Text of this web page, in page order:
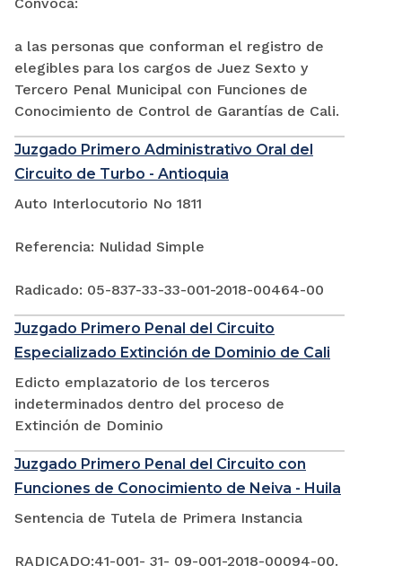
a las personas que conforman el registro de
elegibles para los cargos de Juez Sexto y
Tercero Penal Municipal con Funciones de
Conocimiento de Control de Garantías de Cali.
Juzgado Primero Administrativo Oral del
Circuito de Turbo - Antioquia
Auto Interlocutorio No 1811
Referencia: Nulidad Simple
Radicado: 05-837-33-33-001-2018-00464-00
Juzgado Primero Penal del Circuito
Especializado Extinción de Dominio de Cali
Edicto emplazatorio de los terceros
indeterminados dentro del proceso de
Extinción de Dominio
Juzgado Primero Penal del Circuito con
Funciones de Conocimiento de Neiva - Huila
Sentencia de Tutela de Primera Instancia
RADICADO:41-001- 31- 09-001-2018-00094-00.